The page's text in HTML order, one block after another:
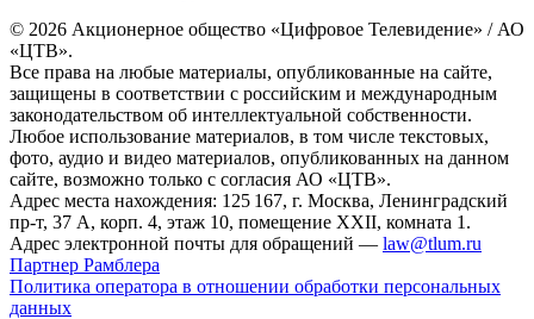
© 2026 Акционерное общество «Цифровое Телевидение» / АО
«ЦТВ».
Все права на любые материалы, опубликованные на сайте,
защищены в соответствии с российским и международным
законодательством об интеллектуальной собственности.
Любое использование материалов, в том числе текстовых,
фото, аудио и видео материалов, опубликованных на данном
сайте, возможно только с согласия АО «ЦТВ».
Адрес места нахождения: 125 167, г. Москва, Ленинградский
пр-т, 37 А, корп. 4, этаж 10, помещение XXII, комната 1.
Адрес электронной почты для обращений — law@tlum.ru
Партнер Рамблера
Политика оператора в отношении обработки персональных
данных